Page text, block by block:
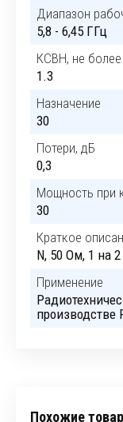
Диапазон
5,8 - 6,45 ГГц
КСВН, не более
1.3
Назначение
30
Потери, дБ
0,3
Мощность при
30
Краткое
N, 50 Ом, 1 на 2
Применение
производстве
Похожие